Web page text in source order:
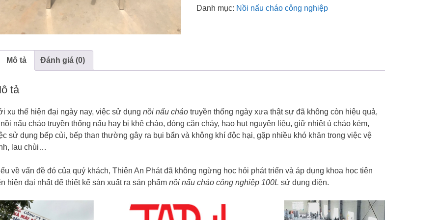
Danh mục: Nồi nấu cháo công nghiệp
Mô tả Đánh giá (0)
tả
xu thế hiện đại ngày nay, việc sử dụng nồi nấu cháo truyền thống ngày xưa thật sự đã không còn hiệu quả,
nấu cháo truyền thống nấu hay bị khê cháo, đóng cặn cháy, hao hụt nguyên liệu, giữ nhiệt ủ cháo kém,
sử dụng bếp củi, bếp than thường gây ra bụi bẩn và không khí độc hại, gặp nhiều khó khăn trong việc vệ
lau chùi…
về vấn đề đó của quý khách, Thiên An Phát đã không ngừng học hỏi phát triển và áp dụng khoa học tiên
hiện đại nhất để thiết kế sản xuất ra sản phẩm nồi nấu cháo công nghiệp 100L sử dụng điện.